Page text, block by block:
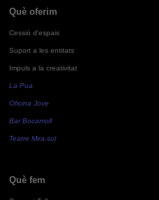
Què oferim
Cessió d'espais
Suport a les entitats
Impuls a la creativitat
La Pua
Oficina Jove
Bar Bocamoll
Teatre Mira-sol
Què fem